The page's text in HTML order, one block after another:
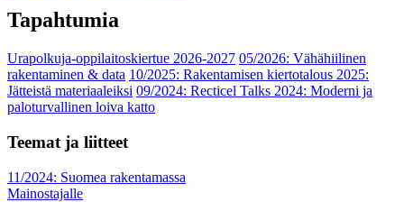
Tapahtumia
Urapolkuja-oppilaitoskiertue 2026-2027 05/2026: Vähähiilinen
rakentaminen & data 10/2025: Rakentamisen kiertotalous 2025:
Jätteistä materiaaleiksi 09/2024: Recticel Talks 2024: Moderni ja
paloturvallinen loiva katto
Teemat ja liitteet
11/2024: Suomea rakentamassa
Mainostajalle